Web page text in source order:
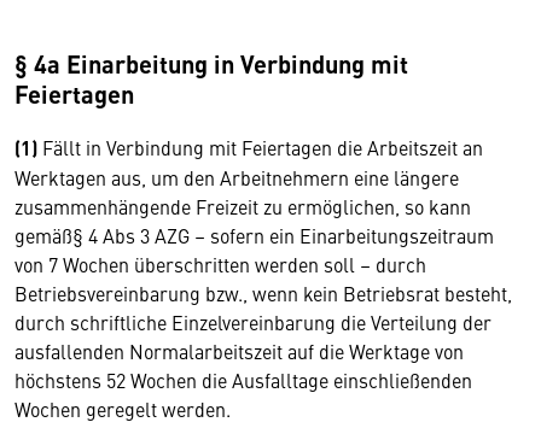
§ 4a Einarbeitung in Verbindung mit
Feiertagen
(1) Fällt in Verbindung mit Feiertagen die Arbeitszeit an
Werktagen aus, um den Arbeitnehmern eine längere
zusammenhängende Freizeit zu ermöglichen, so kann
gemäß§ 4 Abs 3 AZG – sofern ein Einarbeitungszeitraum
von 7 Wochen überschritten werden soll – durch
Betriebsvereinbarung bzw., wenn kein Betriebsrat besteht,
durch schriftliche Einzelvereinbarung die Verteilung der
ausfallenden Normalarbeitszeit auf die Werktage von
höchstens 52 Wochen die Ausfalltage einschließenden
Wochen geregelt werden.